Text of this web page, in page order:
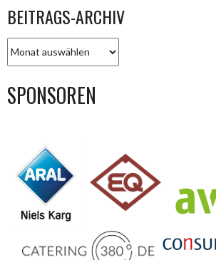
BEITRAGS-ARCHIV
ARCHIV
SPONSOREN